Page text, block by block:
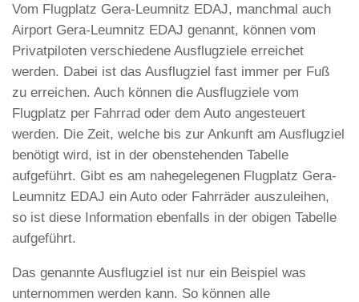
Vom Flugplatz Gera-Leumnitz EDAJ, manchmal auch
Airport Gera-Leumnitz EDAJ genannt, können vom
Privatpiloten verschiedene Ausflugziele erreichet
werden. Dabei ist das Ausflugziel fast immer per Fuß
zu erreichen. Auch können die Ausflugziele vom
Flugplatz per Fahrrad oder dem Auto angesteuert
werden. Die Zeit, welche bis zur Ankunft am Ausflugziel
benötigt wird, ist in der obenstehenden Tabelle
aufgeführt. Gibt es am nahegelegenen Flugplatz Gera-
Leumnitz EDAJ ein Auto oder Fahrräder auszuleihen,
so ist diese Information ebenfalls in der obigen Tabelle
aufgeführt.
Das genannte Ausflugziel ist nur ein Beispiel was
unternommen werden kann. So können alle